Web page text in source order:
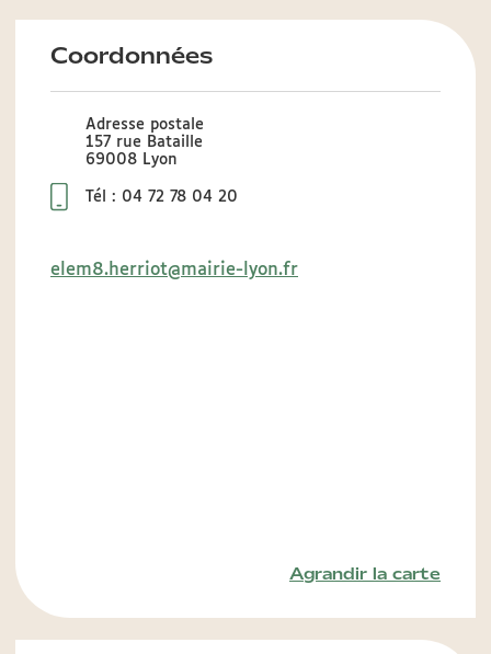
Coordonnées
Adresse postale
157 rue Bataille
69008 Lyon
Tél : 04 72 78 04 20
elem8.herriot@mairie-lyon.fr
Agrandir la carte